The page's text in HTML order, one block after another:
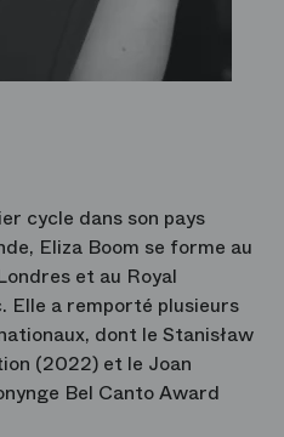
cycle dans son pays
Eliza Boom se forme au
et au Royal
Elle a remporté plusieurs
dont le Stanisław
(2022) et le Joan
Bel Canto Award